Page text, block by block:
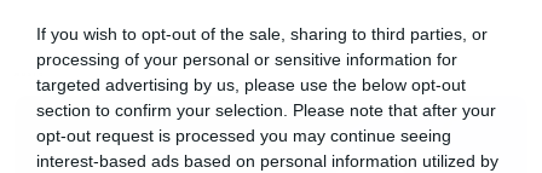
If you wish to opt-out of the sale, sharing to third parties, or
processing of your personal or sensitive information for
targeted advertising by us, please use the below opt-out
section to confirm your selection. Please note that after your
opt-out request is processed you may continue seeing
interest-based ads based on personal information utilized by
πολύ Nevermore και είναι εντυπωσιακό.
Ακούστε το στο βίντεο που ακολουθεί.